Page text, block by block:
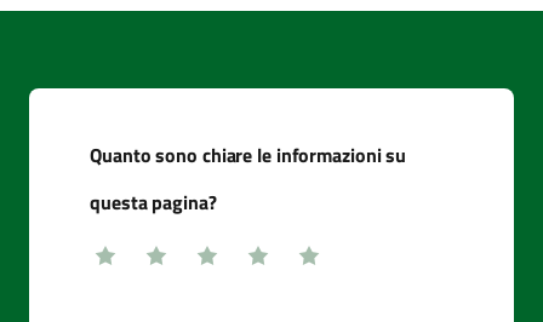
Quanto sono chiare le informazioni su
questa pagina?